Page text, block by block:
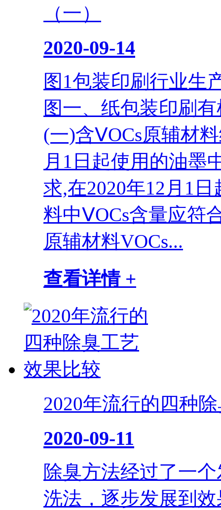
（一）
2020-09-14
图1包装印刷行业生
图一、纸包装印刷
(一)含ⅤOCs原辅材
月1日起使用的油墨
求,在2020年12月1
料中ⅤOCs含量应符
原辅材料VOCs...
查看详情 +
2020年流行的四种
2020-09-11
除臭方法经过了一
洗法，逐步发展到